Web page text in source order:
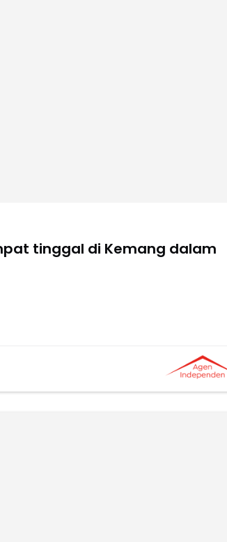
tinggal di Kemang dalam